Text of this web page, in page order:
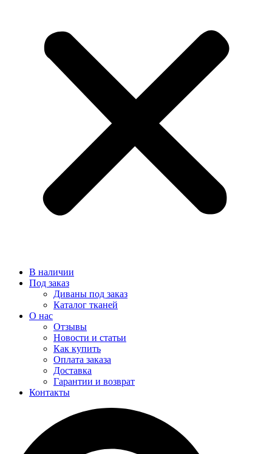
В наличии
Под заказ
Диваны под заказ
Каталог тканей
О нас
Отзывы
Новости и статьи
Как купить
Оплата заказа
Доставка
Гарантии и возврат
Контакты